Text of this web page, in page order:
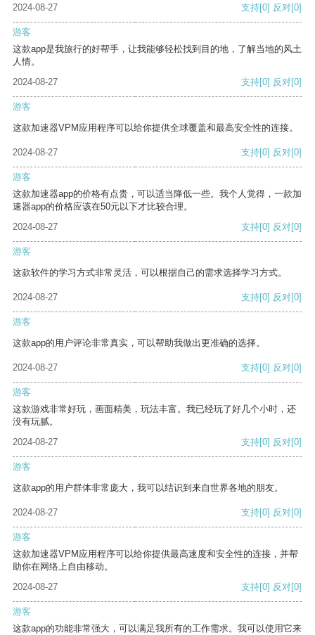
2024-08-27 支持[0] 反对[0]
游客
这款app是我旅行的好帮手，让我能够轻松找到目的地，了解当地的风土
人情。
2024-08-27
支持[0] 反对[0]
游客
这款加速器VPM应用程序可以给你提供全球覆盖和最高安全性的连接。
2024-08-27 支持[0] 反对[0]
游客
这款加速器app的价格有点贵，可以适当降低一些。我个人觉得，一款加
速器app的价格应该在50元以下才比较合理。
2024-08-27
支持[0] 反对[0]
游客
这款软件的学习方式非常灵活，可以根据自己的需求选择学习方式。
2024-08-27 支持[0] 反对[0]
游客
这款app的用户评论非常真实，可以帮助我做出更准确的选择。
2024-08-27 支持[0] 反对[0]
游客
这款游戏非常好玩，画面精美，玩法丰富。我已经玩了好几个小时，还
没有玩腻。
2024-08-27
支持[0] 反对[0]
游客
这款app的用户群体非常庞大，我可以结识到来自世界各地的朋友。
2024-08-27 支持[0] 反对[0]
游客
这款加速器VPM应用程序可以给你提供最高速度和安全性的连接，并帮
助你在网络上自由移动。
2024-08-27
支持[0] 反对[0]
游客
这款app的功能非常强大，可以满足我所有的工作需求。我可以使用它来